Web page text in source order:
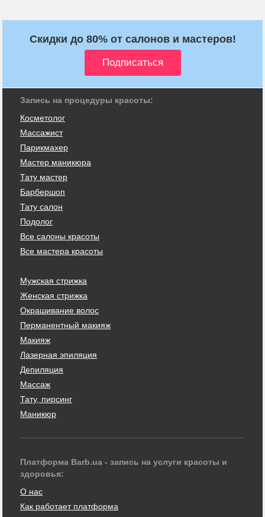
Скидки до 80% от салонов и мастеров!
Запись на процедуры красоты:
Косметолог
Массажист
Парикмахер
Мастер маникюра
Тату мастер
Барбершоп
Тату салон
Подолог
Все салоны красоты
Все мастера красоты
Мужская стрижка
Женская стрижка
Окрашивание волос
Перманентный макияж
Макияж
Лазерная эпиляция
Депиляция
Массаж
Тату, пирсинг
Маникюр
Платформа Barb.ua - запись на услуги красоты и
здоровья:
О нас
Как работает платформа